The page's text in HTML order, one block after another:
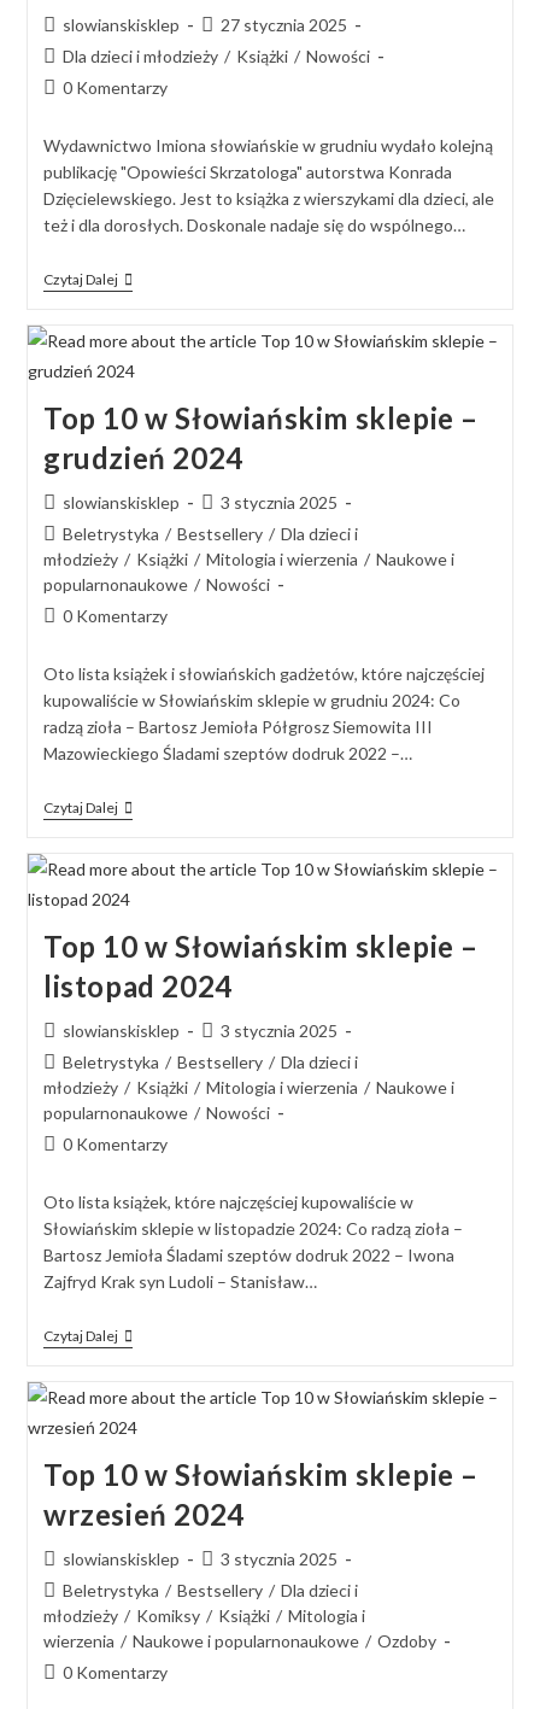
slowianskisklep
27 stycznia 2025
Dla dzieci i młodzieży / Książki / Nowości
0 Komentarzy
Wydawnictwo Imiona słowiańskie w grudniu wydało kolejną
publikację "Opowieści Skrzatologa" autorstwa Konrada
Dzięcielewskiego. Jest to książka z wierszykami dla dzieci, ale
też i dla dorosłych. Doskonale nadaje się do wspólnego…
Czytaj Dalej
Top 10 w Słowiańskim sklepie –
grudzień 2024
slowianskisklep
3 stycznia 2025
Beletrystyka / Bestsellery / Dla dzieci i
młodzieży / Książki / Mitologia i wierzenia / Naukowe i
popularnonaukowe / Nowości
0 Komentarzy
Oto lista książek i słowiańskich gadżetów, które najczęściej
kupowaliście w Słowiańskim sklepie w grudniu 2024: Co
radzą zioła – Bartosz Jemioła Półgrosz Siemowita III
Mazowieckiego Śladami szeptów dodruk 2022 –…
Czytaj Dalej
Top 10 w Słowiańskim sklepie –
listopad 2024
slowianskisklep
3 stycznia 2025
Beletrystyka / Bestsellery / Dla dzieci i
młodzieży / Książki / Mitologia i wierzenia / Naukowe i
popularnonaukowe / Nowości
0 Komentarzy
Oto lista książek, które najczęściej kupowaliście w
Słowiańskim sklepie w listopadzie 2024: Co radzą zioła –
Bartosz Jemioła Śladami szeptów dodruk 2022 – Iwona
Zajfryd Krak syn Ludoli – Stanisław…
Czytaj Dalej
Top 10 w Słowiańskim sklepie –
wrzesień 2024
slowianskisklep
3 stycznia 2025
Beletrystyka / Bestsellery / Dla dzieci i
młodzieży / Komiksy / Książki / Mitologia i
wierzenia / Naukowe i popularnonaukowe / Ozdoby
0 Komentarzy